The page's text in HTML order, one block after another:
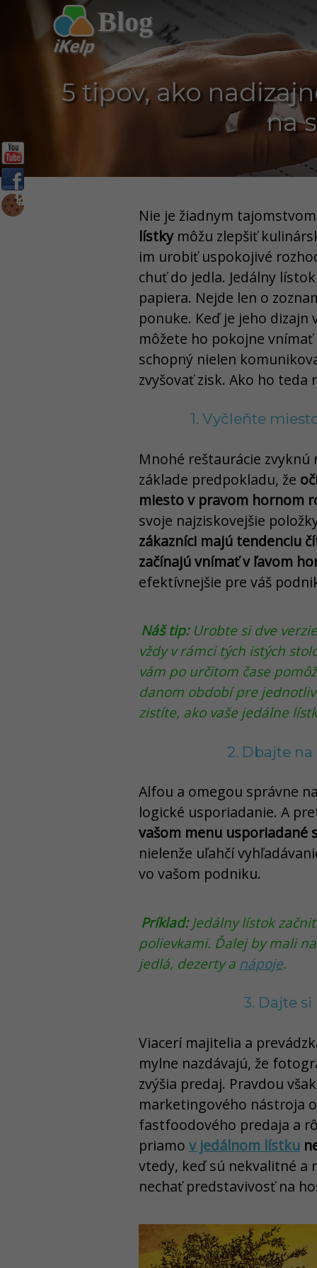
Blog
5 tipov, ako
na
Nie je žiadnym
lístkymôžu zlepšiť
im urobiť uspokojivé
chuť do jedla. Jedálny
papiera. Nejde len o
ponuke. Keď je jeho
môžete ho pokojne
schopný nielen
zvyšovať zisk. Ako ho teda
1. Vyčleňte
Mnohé reštaurácie
základe predpokladu, že
miesto v pravom hornom
svoje najziskovejšie
zákazníci majú tendenciu
začínajú vnímať v ľavom
efektívnejšie pre váš
Náš tip:Urobte si dve
vždy v rámci tých istých
vám po určitom čase
danom období pre
zistíte, ako vaše jedálne
2. Dbajte
Alfou a omegou správne
logické usporiadanie. A
vašom menu usporiadané
nielenže uľahčí
vo vašom podniku.
Príklad:Jedálny lístok
polievkami. Ďalej by mali
jedlá, dezerty a nápoje.
3. Dajte
Viacerí majitelia a
mylne nazdávajú, že
zvýšia predaj. Pravdou
marketingového nástroja
fastfoodového predaja a
priamo v jedálnom lístku
vtedy, keď sú nekvalitné a
nechať predstavivosť na